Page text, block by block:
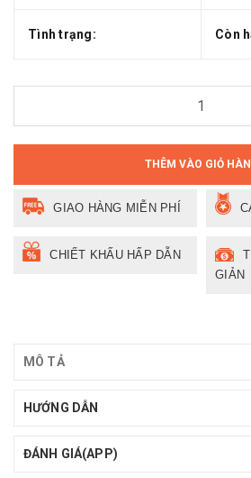
Tình trạng: Còn
THÊM VÀO GIỎ
GIAO HÀNG MIỄN PHÍ
CHIẾT KHẤU HẤP DẪN
GIẢN
MÔ TẢ
HƯỚNG DẪN
ĐÁNH GIÁ(APP)